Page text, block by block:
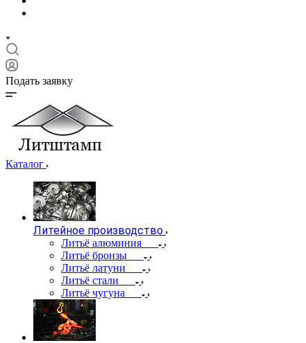
Подать заявку
Каталог
Литейное производство
Литьё алюминия
Литьё бронзы
Литьё латуни
Литьё стали
Литьё чугуна